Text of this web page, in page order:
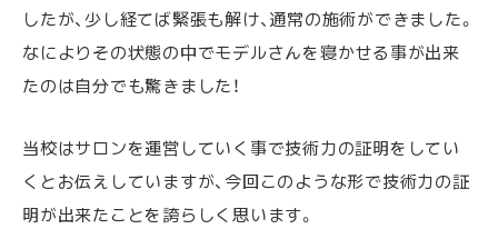
したが、少し経てば緊張も解け、通常の施術ができました。
なによりその状態の中でモデルさんを寝かせる事が出来
たのは自分でも驚きました！
当校はサロンを運営していく事で技術力の証明をしてい
くとお伝えしていますが、今回このような形で技術力の証
明が出来たことを誇らしく思います。